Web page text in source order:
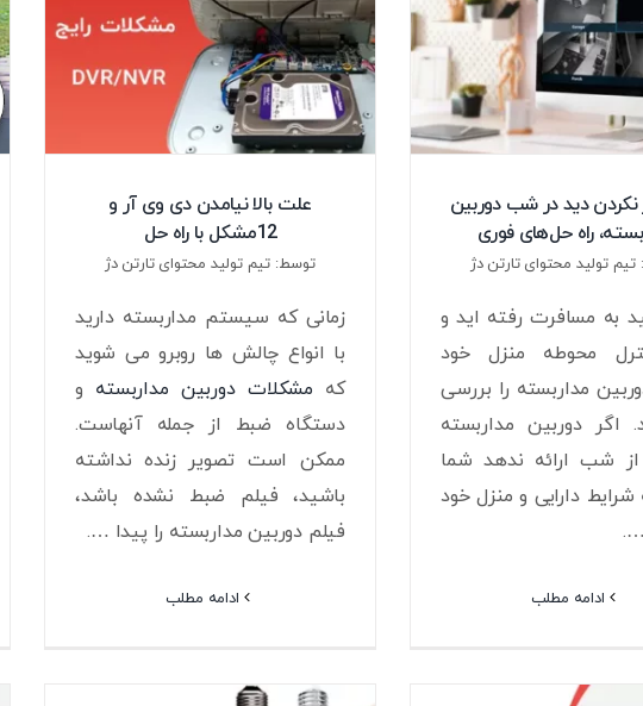
نکردن دید در شب دوربین
راه حل‌های فوری
تولید محتوای تارتن دژ
به مسافرت رفته اید و
محوطه منزل خود
مداربسته را بررسی
اگر دوربین مداربسته
شب ارائه ندهد شما
دارایی و منزل خود
….
ادامه مطلب
علت بالا نیامدن دی وی آر و
12مشکل با راه حل
توسط: تیم تولید محتوای تارتن دژ
زمانی که سیستم مداربسته دارید
با انواع چالش ها روبرو می شوید
که مشکلات دوربین مداربسته و
دستگاه ضبط از جمله آنهاست.
ممکن است تصویر زنده نداشته
باشید، فیلم ضبط نشده باشد،
فیلم دوربین مداربسته را پیدا ….
ادامه مطلب